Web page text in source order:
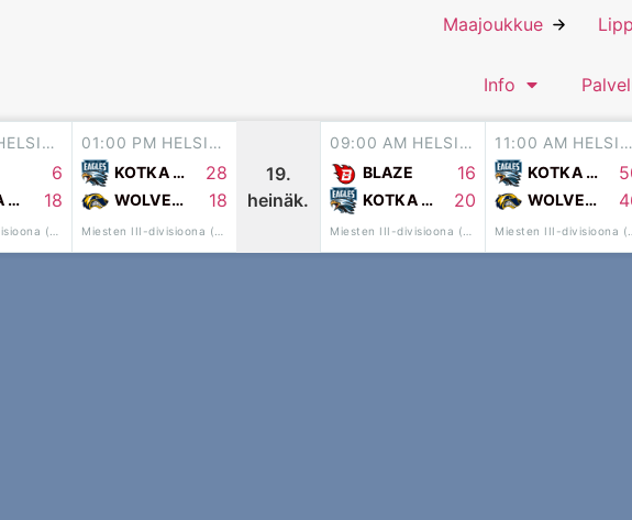
Maajoukkue
Info
11:00 AM HELSINKI
6
KOTKA EAGLES 18
01:00 PM HELSINKI
KOTKA EAGLES
28
WOLVERINES 18
19.
heinäk.
09:00 AM HELSINKI
BLAZE
16
KOTKA EAGLES 20
11:00 AM HELSINKI
KOTKA EAGLES
WOLVERINES